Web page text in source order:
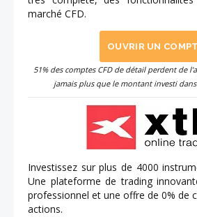
marché CFD.
OUVRIR UN
51% des comptes CFD de détail perdent de
jamais plus que le montant investi
Investissez sur plus de 4000
Une plateforme de trading
professionnel et une offre de 0% de
actions.